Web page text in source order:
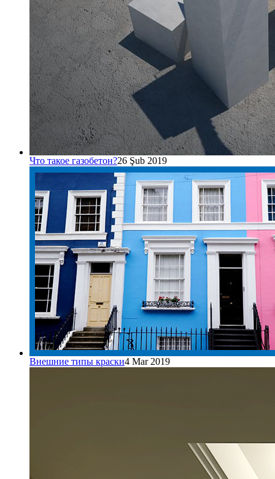
Что такое газобетон?26 Şub 2019
Внешние типы краски4 Mar 2019